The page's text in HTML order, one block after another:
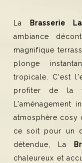
La Brasserie
ambiance
magnifique
plonge
tropicale. C'est
profiter de la
L'aménagement
atmosphère cosy
ce soit pour un
détendue, La
chaleureux et